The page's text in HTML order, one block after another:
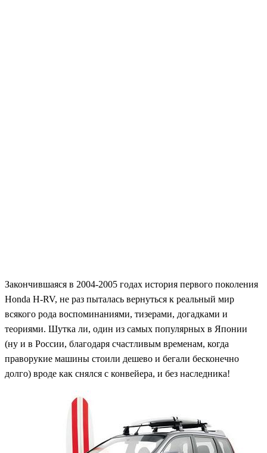
Закончившаяся в 2004-2005 годах история первого поколения
Honda H-RV, не раз пыталась вернуться к реальный мир
всякого рода воспоминаниями, тизерами, догадками и
теориями. Шутка ли, один из самых популярных в Японии
(ну и в России, благодаря счастливым временам, когда
праворукие машины стоили дешево и бегали бесконечно
долго) вроде как снялся с конвейера, и без наследника!